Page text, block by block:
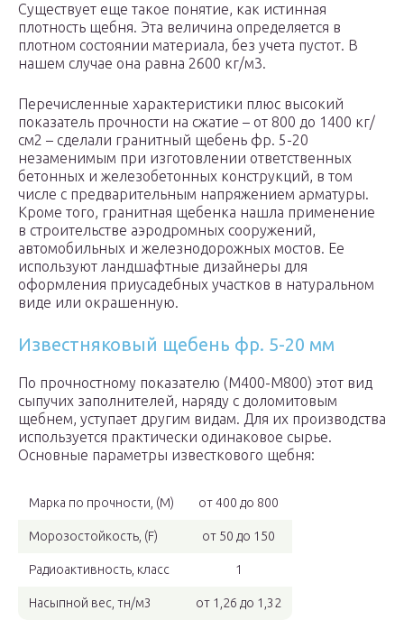
Существует еще такое понятие, как истинная
плотность щебня. Эта величина определяется в
плотном состоянии материала, без учета пустот. В
нашем случае она равна 2600 кг/м3.
Перечисленные характеристики плюс высокий
показатель прочности на сжатие – от 800 до 1400 кг/
см2 – сделали гранитный щебень фр. 5-20
незаменимым при изготовлении ответственных
бетонных и железобетонных конструкций, в том
числе с предварительным напряжением арматуры.
Кроме того, гранитная щебенка нашла применение
в строительстве аэродромных сооружений,
автомобильных и железнодорожных мостов. Ее
используют ландшафтные дизайнеры для
оформления приусадебных участков в натуральном
виде или окрашенную.
Известняковый щебень фр. 5-20 мм
По прочностному показателю (М400-М800) этот вид
сыпучих заполнителей, наряду с доломитовым
щебнем, уступает другим видам. Для их производства
используется практически одинаковое сырье.
Основные параметры известкового щебня:
Марка по прочности, (М) от 400 до 800
Морозостойкость, (F) от 50 до 150
Радиоактивность, класс 1
Насыпной вес, тн/м3 от 1,26 до 1,32